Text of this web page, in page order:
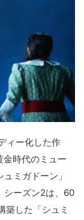
ィー化した作
時代のミュー
ミガドーン」
シーズン2は、60
築した「シュミ